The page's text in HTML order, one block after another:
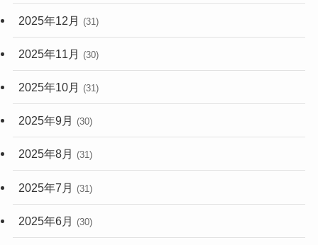
2025年12月 (31)
2025年11月 (30)
2025年10月 (31)
2025年9月 (30)
2025年8月 (31)
2025年7月 (31)
2025年6月 (30)